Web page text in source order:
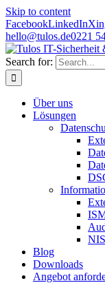
Skip to content
FacebookLinkedIn
hello@tulos.de0221
Search for:
Über uns
Lösungen
Blog
Downloads
Angebot